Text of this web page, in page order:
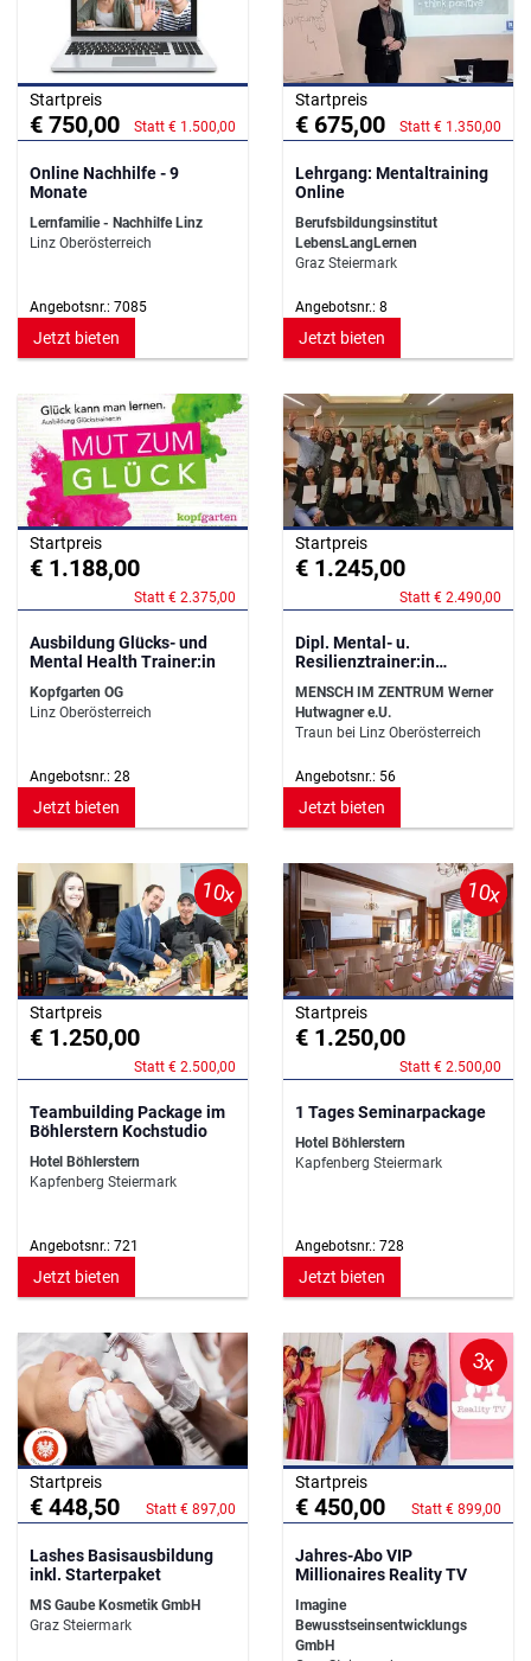
Startpreis
€ 750,00 Statt € 1.500,00
Online Nachhilfe - 9
Monate
Lernfamilie - Nachhilfe Linz
Linz Oberösterreich
Angebotsnr.: 7085
Jetzt bieten
Startpreis
€ 675,00 Statt € 1.350,00
Lehrgang: Mentaltraining
Online
Berufsbildungsinstitut
LebensLangLernen
Graz Steiermark
Angebotsnr.: 8
Jetzt bieten
Startpreis
€ 1.188,00
Statt € 2.375,00
Ausbildung Glücks- und
Mental Health Trainer:in
Kopfgarten OG
Linz Oberösterreich
Angebotsnr.: 28
Jetzt bieten
Startpreis
€ 1.245,00
Statt € 2.490,00
Dipl. Mental- u.
Resilienztrainer:in
MENSCH IM ZENTRUM Werner
Hutwagner e.U.
Traun bei Linz Oberösterreich
Angebotsnr.: 56
Jetzt bieten
10x
Startpreis
€ 1.250,00
Statt € 2.500,00
Teambuilding Package im
Böhlerstern Kochstudio
Hotel Böhlerstern
Kapfenberg Steiermark
Angebotsnr.: 721
Jetzt bieten
10x
Startpreis
€ 1.250,00
Statt € 2.500,00
1 Tages Seminarpackage
Hotel Böhlerstern
Kapfenberg Steiermark
Angebotsnr.: 728
Jetzt bieten
Startpreis
€ 448,50 Statt € 897,00
Lashes Basisausbildung
inkl. Starterpaket
MS Gaube Kosmetik GmbH
Graz Steiermark
3x
Startpreis
€ 450,00 Statt € 899,00
Jahres-Abo VIP
Millionaires Reality TV
Imagine
Bewusstseinsentwicklungs
GmbH